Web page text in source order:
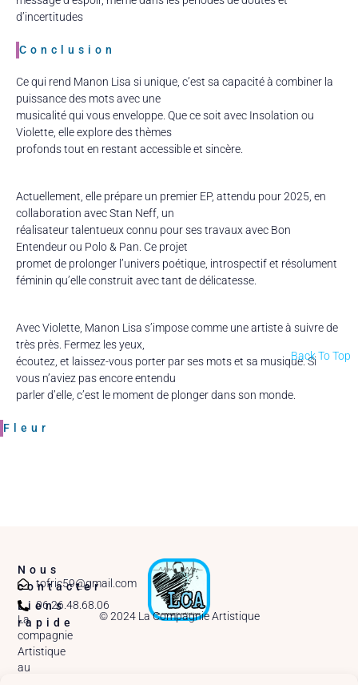
d’incertitudes
Conclusion
Ce qui rend Manon Lisa si unique, c’est sa capacité à combiner la
puissance des mots avec une
musicalité qui vous enveloppe. Que ce soit avec Insolation ou
Violette, elle explore des thèmes
profonds tout en restant accessible et sincère.
Actuellement, elle prépare un premier EP, attendu pour 2025, en
collaboration avec Stan Neff, un
réalisateur talentueux connu pour ses travaux avec Bon
Entendeur ou Polo & Pan. Ce projet
promet de prolonger l’univers poétique, introspectif et résolument
féminin qu’elle construit avec tant de délicatesse.
Avec Violette, Manon Lisa s’impose comme une artiste à suivre de
très près. Fermez les yeux,
écoutez, et laissez-vous porter par ses mots et sa musique. Si
vous n’aviez pas encore entendu
parler d’elle, c’est le moment de plonger dans son monde.
Fleur
© 2024 La Compagnie Artistique
Liens
rapide
La
compagnie
Artistique
au
Nous
contacter
tofric59@gmail.com
06.26.48.68.06
Back To Top